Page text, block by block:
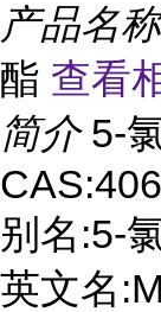
产品名称
酯 查看
简介 5-
别名:5-
英文名